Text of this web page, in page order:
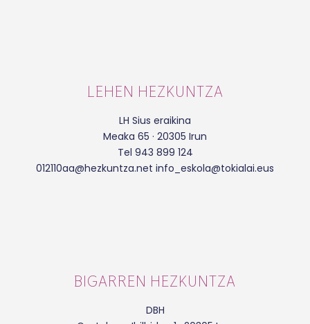
LEHEN HEZKUNTZA
LH Sius eraikina
Meaka 65 · 20305 Irun
Tel 943 899 124
012110aa@hezkuntza.net info_eskola@tokialai.eus
BIGARREN HEZKUNTZA
DBH